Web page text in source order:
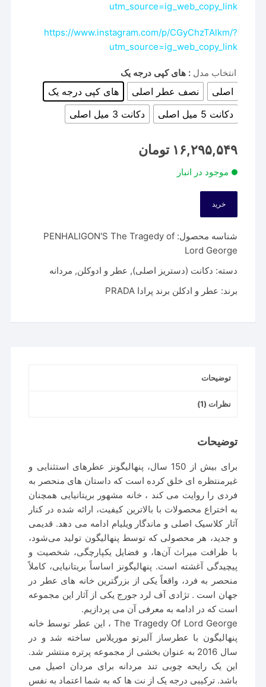
utm_source=ig_web_copy_link
https://www.instagram.com/p/CGyChzTAlkm/?
utm_source=ig_web_copy_link
انتخاب مدل : های کپی درجه یک
اصلی نصف عطر اصلی
های کپی درجه یک
دکانت 5 میل اصلی
دکانت 3 میل اصلی
۱۶,۲۹۵,۵۴۹ تومان
موجود در انبار
خرید
شناسه محصول:PENHALIGON'S The Tragedy of
Lord George
دسته: دکانت (دستریز اصلی), عطر و ادوکلن, مردانه
برند: عطر و ادکلن برند پرادا PRADA
توضیحات
نظرات (1)
توضیحات
برای بیش از 150 سال، پنهالیگونز عطرهای استثنایی و
غیرمنتظره ای خلق کرده است که داستان های منحصر به
فردی را روایت می کند ، خانه مشهور بریتانیایی همچنان
به اختراع محصولات با بالاترین کیفیت، ارائه شده در کنار
آثار کلاسیک اصلی و ماندگار ویلیام ادامه می دهد. قدیمی
و جدید، هر محصولی که توسط پنهالیگون تولید می‌شود،
با ظرافت میراث آن‌ها، و فضایل یکپارچگی، شخصیت و
پیچیدگی آغشته است. پنهالیگونز اساساً بریتانیایی، کاملاً
منحصر به فرد، واقعاً یکی از بزرگترین خانه های عطر در
جهان است . تژادی آف لرد جورج یکی از آثار این مجموعه
است که در ادامه به معرفی آن می پردازیم.
The Tragedy Of Lord George ، این عطر توسط خانه
پنهالیگون با عطرساز آلبرتو موریلاس ساخته شد و در
سال 2016 به عنوان بخشی از مجموعه پرتره منتشر شد.
این یک رایحه چوبی تند مردانه برای مردان اصیل می
باشد. ترکیبی درجه یک از نت ها که به شما اعتماد به نفس